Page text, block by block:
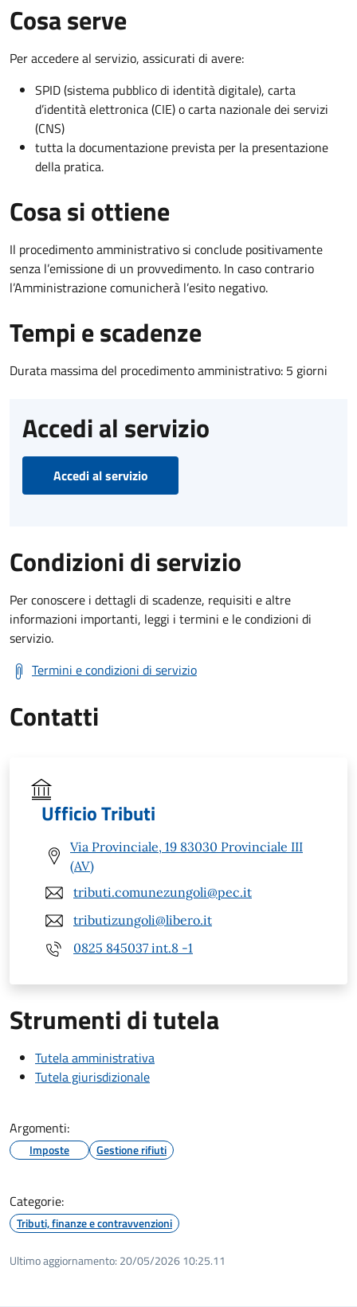
Cosa serve
Per accedere al servizio, assicurati di avere:
SPID (sistema pubblico di identità digitale), carta
d’identità elettronica (CIE) o carta nazionale dei servizi
(CNS)
tutta la documentazione prevista per la presentazione
della pratica.
Cosa si ottiene
Il procedimento amministrativo si conclude positivamente
senza l’emissione di un provvedimento. In caso contrario
l’Amministrazione comunicherà l’esito negativo.
Tempi e scadenze
Durata massima del procedimento amministrativo: 5 giorni
Accedi al servizio
Accedi al servizio
Condizioni di servizio
Per conoscere i dettagli di scadenze, requisiti e altre
informazioni importanti, leggi i termini e le condizioni di
servizio.
Termini e condizioni di servizio
Contatti
Ufficio Tributi
Via Provinciale, 19 83030 Provinciale III
(AV)
tributi.comunezungoli@pec.it
tributizungoli@libero.it
0825 845037 int.8 -1
Strumenti di tutela
Tutela amministrativa
Tutela giurisdizionale
Argomenti:
Imposte Gestione rifiuti
Categorie:
Tributi, finanze e contravvenzioni
Ultimo aggiornamento: 20/05/2026 10:25.11